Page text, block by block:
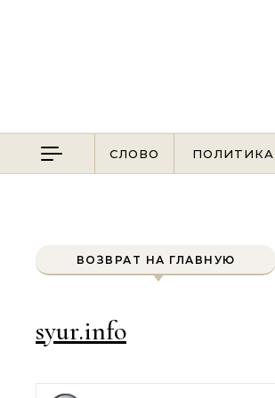
СЛОВО ПОЛИТИКА
ВОЗВРАТ НА ГЛАВНУЮ
syur.info